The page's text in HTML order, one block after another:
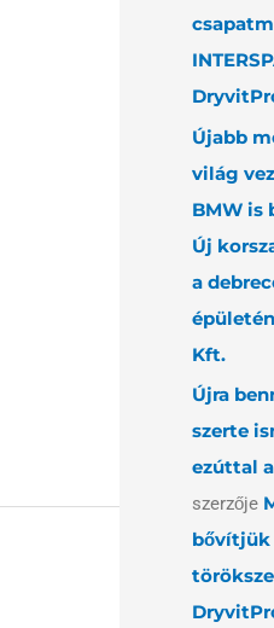
Újabb
világ
BMW is
Új
a
Kft.
Újra
szerte
ezúttal
szerzője
bővítjük